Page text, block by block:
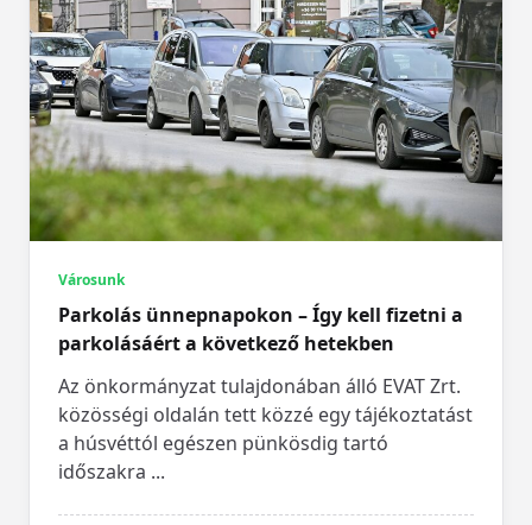
Városunk
Parkolás ünnepnapokon – Így kell fizetni a
parkolásáért a következő hetekben
Az önkormányzat tulajdonában álló EVAT Zrt.
közösségi oldalán tett közzé egy tájékoztatást
a húsvéttól egészen pünkösdig tartó
időszakra ...